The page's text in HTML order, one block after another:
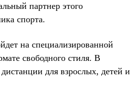
партнер этого
спорта.
на специализированной
свободного стиля. В
для взрослых, детей и